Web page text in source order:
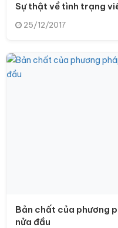
Sự thật về tình trạng
25/12/2017
Bản chất của phương
nửa đầu